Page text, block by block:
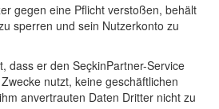
gegen eine Pflicht verstoßen, behält
sperren und sein Nutzerkonto zu
dass er den SeçkinPartner-Service
nutzt, keine geschäftlichen
anvertrauten Daten Dritter nicht zu